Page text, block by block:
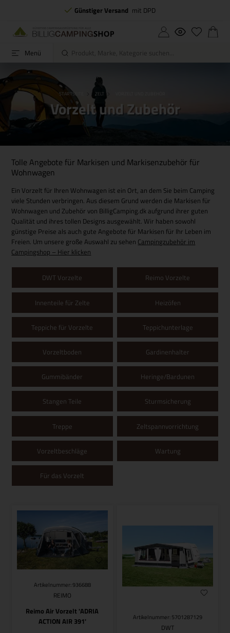
Günstiger Versand mit DPD
Menü
STARTSEITE ZELT
Vorzelt und Zubehör
Tolle Angebote für Markisen und Markisenzubehör für
Wohnwagen
Ein Vorzelt für Ihren Wohnwagen ist ein Ort, an dem Sie beim Camping
viele Stunden verbringen. Aus diesem Grund werden die Markisen für
Wohnwagen und Zubehör von BilligCamping.dk aufgrund ihrer guten
Qualität und ihres tollen Designs ausgewählt. Wir haben sowohl
günstige Preise als auch gute Angebote für Markisen für Ihr Leben im
Freien. Um unsere große Auswahl zu sehen Campingzubehör im
Campingshop – Hier klicken
DWT Vorzelte Reimo Vorzelte
Innenteile für Zelte Heizöfen
Teppiche für Vorzelte Teppichunterlage
Vorzeltboden Gardinenhalter
Gummibänder Heringe/Bardunen
Stangen Teile Sturmsicherung
Treppe Zeltspannvorrichtung
Vorzeltbeschläge Wartung
Für das Vorzelt
Artikelnummer: 936688
REIMO
Reimo Air Vorzelt 'ADRIA
ACTION AIR 391'
Artikelnummer: 5701287129
DWT